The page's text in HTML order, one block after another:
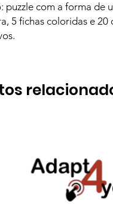
puzzle com a forma de
5 fichas coloridas e 20